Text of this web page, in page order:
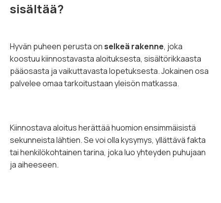
sisältää?
Hyvän puheen perusta onselkeä rakenne, joka
koostuu kiinnostavasta aloituksesta, sisältörikkaasta
pääosasta ja vaikuttavasta lopetuksesta. Jokainen osa
palvelee omaa tarkoitustaan yleisön matkassa.
Kiinnostava aloitus herättää huomion ensimmäisistä
sekunneista lähtien. Se voi olla kysymys, yllättävä fakta
tai henkilökohtainen tarina, joka luo yhteyden puhujaan
ja aiheeseen.